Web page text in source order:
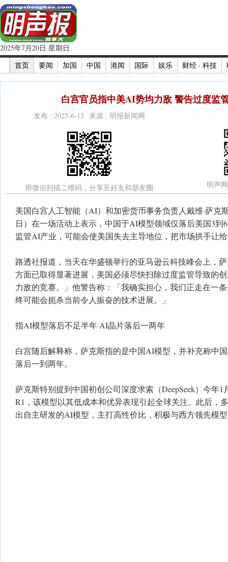
2025年7月20日 星期日
首页
要闻 加国 中国 港闻 国际 娱乐 财经 · 科技
白宫官员指中美AI势均力敌 警告过度监
发布 : 2025-6-13 来源 : 明报新闻网
用微信扫描二维码，分享至好友和朋友圈 明声
美国白宫人工智能（AI）和加密货币事务负责人戴维·萨克
日）在一场活动上表示，中国于AI模型领域仅落后美国3到
监管AI产业，可能会使美国失去主导地位，把市场拱手让
路透社报道，当天在华盛顿举行的亚马逊云科技峰会上，
方面已取得显著进展，美国必须尽快扫除过度监管导致的
力敌的竞赛。」他警告称：「我确实担心，我们正走在一
终可能会扼杀当前令人振奋的技术进展。」
指AI模型落后不足半年 AI晶片落后一两年
白宫随后解释称，萨克斯指的是中国AI模型，并补充称中
落后一到两年。
萨克斯特别提到中国初创公司深度求索（DeepSeek）今年
R1，该模型以其低成本和优异表现引起全球关注。此后，
出自主研发的AI模型，主打高性价比，积极与西方领先模